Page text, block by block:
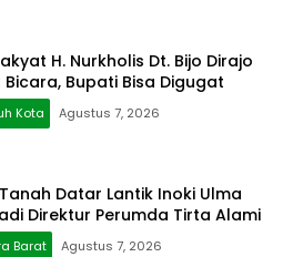
H. Nurkholis Dt. Bijo Dirajo
Bupati Bisa Digugat
Kota Agustus 7, 2026
Datar Lantik Inoki Ulma
Direktur Perumda Tirta Alami
Barat Agustus 7, 2026